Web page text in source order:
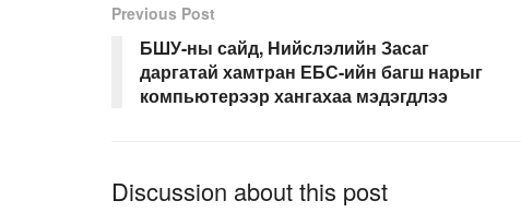
Previous Post
БШУ-ны сайд, Нийслэлийн Засаг
даргатай хамтран ЕБС-ийн багш нарыг
компьютерээр хангахаа мэдэгдлээ
Discussion about this post